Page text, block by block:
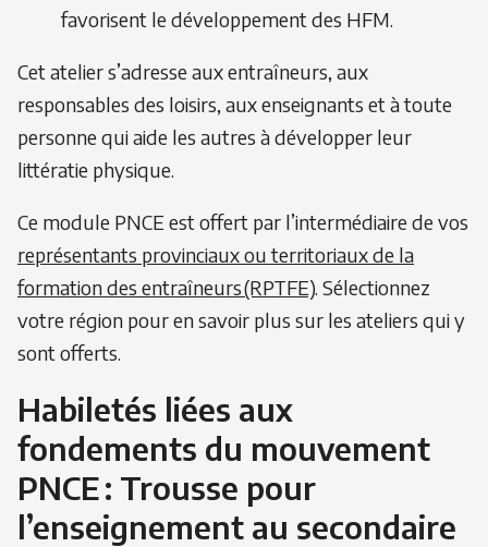
favorisent le développement des HFM.
Cet atelier s’adresse aux entraîneurs, aux
responsables des loisirs, aux enseignants et à toute
personne qui aide les autres à développer leur
littératie physique.
Ce module PNCE est offert par l’intermédiaire de vos
représentants provinciaux ou territoriaux de la
formation des entraîneurs (RPTFE) . Sélectionnez
votre région pour en savoir plus sur les ateliers qui y
sont offerts.
Habiletés liées aux
fondements du mouvement
PNCE : Trousse pour
l’enseignement au secondaire